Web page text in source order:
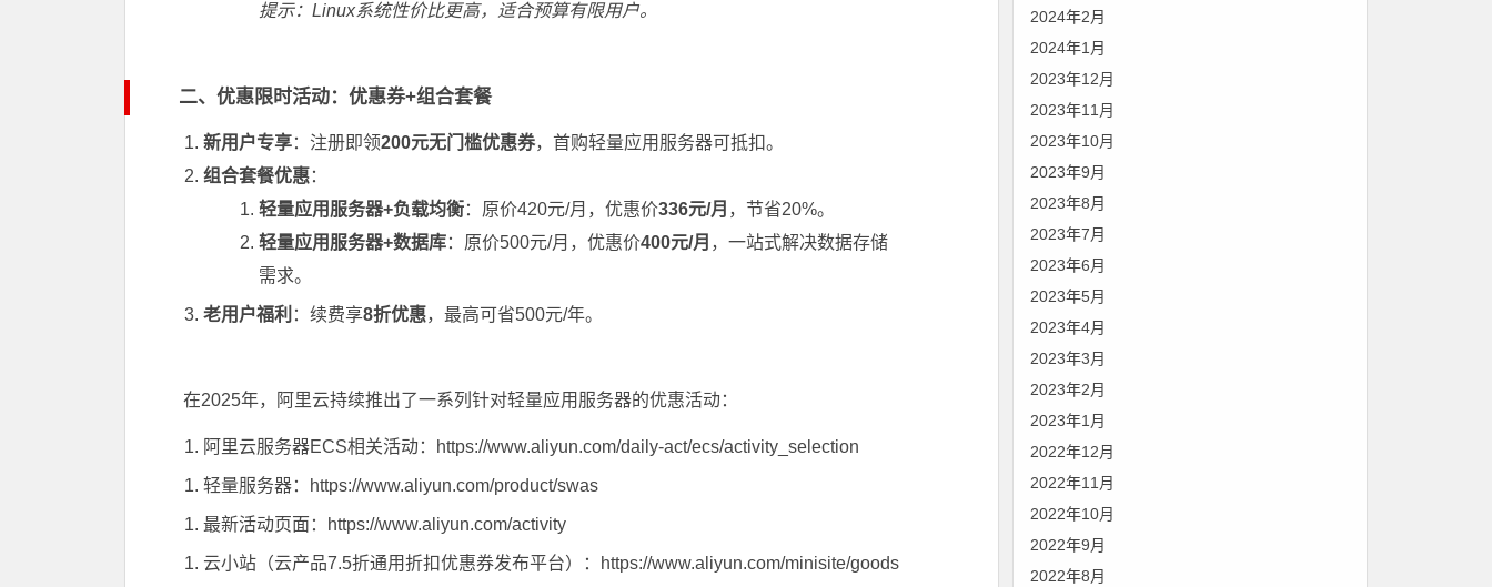
提示：Linux系统性价比更高，适合预算有限用户。
二、优惠限时活动：优惠券+组合套餐
新用户专享：注册即领200元无门槛优惠券，首购轻量应用服务器可抵扣。
组合套餐优惠：
轻量应用服务器+负载均衡：原价420元/月，优惠价336元/月 ，节省20%。
轻量应用服务器+数据库：原价500元/月，优惠价400元/月 ，一站式解决数据存储
需求。
老用户福利 ：续费享8折优惠，最高可省500元/年。
在2025年，阿里云持续推出了一系列针对轻量应用服务器的优惠活动：
阿里云服务器ECS相关活动： https://www.aliyun.com/daily-act/ecs/activity_selection
轻量服务器： https://www.aliyun.com/product/swas
最新活动页面： https://www.aliyun.com/activity
云小站（云产品7.5折通用折扣优惠券发布平台）： https://www.aliyun.com/minisite/goods
2024年2月
2024年1月
2023年12月
2023年11月
2023年10月
2023年9月
2023年8月
2023年7月
2023年6月
2023年5月
2023年4月
2023年3月
2023年2月
2023年1月
2022年12月
2022年11月
2022年10月
2022年9月
2022年8月